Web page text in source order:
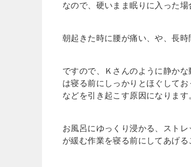
なので、硬いまま眠りに入った
朝起きた時に腰が痛い、や、長
ですので、Ｋさんのように静か
は寝る前にしっかりとほぐして
などを引き起こす原因になります
お風呂にゆっくり浸かる、スト
が緩む作業を寝る前にしてあげる